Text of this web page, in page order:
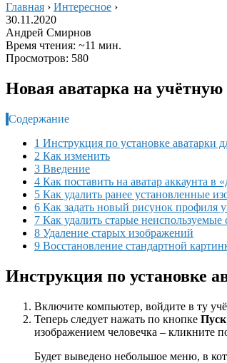
Главная › Интересное ›
30.11.2020
Андрей Смирнов
Время чтения: ~11 мин.
Просмотров: 580
Новая аватарка на
Содержание
1 Инструкция по установке аватарки
2 Как изменить
3 Введение
4 Как поставить на аватар аккаунта
5 Как удалить ранее установленные
6 Как задать новый рисунок профиля
7 Как удалить старые
8 Удаление старых изображений
9 Восстановление стандартной
Инструкция по установке
Включите компьютер, войдите в ту
Теперь следует нажать по кнопке Пуск
изображением человечка – кликните
Будет выведено небольшое меню, в